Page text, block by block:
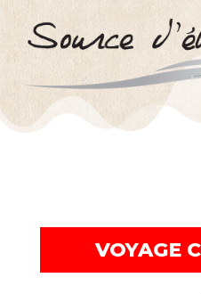
VOYAGE
Panneau de gestion des cookies